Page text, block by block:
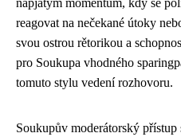
napjatým momentům, kdy se
reagovat na nečekané útoky
svou ostrou rětorikou a
pro Soukupa vhodného
tomuto stylu vedení rozhovoru.
Soukupův moderátorský přístup